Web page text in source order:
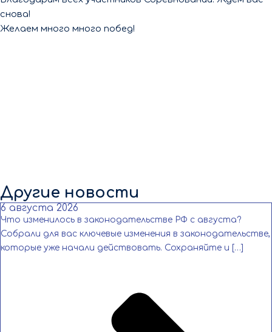
снова!
Желаем много много побед!
Другие новости
6 августа 2026
Что изменилось в законодательстве РФ с августа?
Собрали для вас ключевые изменения в законодательстве,
которые уже начали действовать. Сохраняйте и […]